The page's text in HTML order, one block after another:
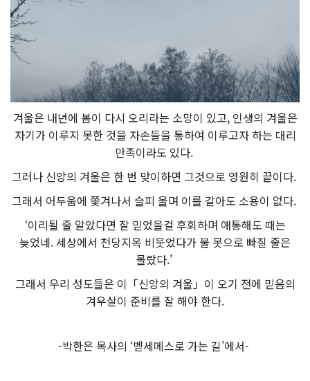
겨울은 내년에 봄이 다시 오리라는 소망이 있고, 인생의 겨울은
자기가 이루지 못한 것을 자손들을 통하여 이루고자 하는 대리
만족이라도 있다.
그러나 신앙의 겨울은 한 번 맞이하면 그것으로 영원히 끝이다.
그래서 어두움에 쫓겨나서 슬피 울며 이를 갈아도 소용이 없다.
‘이리될 줄 알았다면 잘 믿었을걸 후회하며 애통해도 때는
늦었네.세상에서 천당지옥 비웃었다가 불 못으로 빠질 줄은
몰랐다.’
그래서 우리 성도들은 이「신앙의 겨울」이 오기 전에 믿음의
겨우살이 준비를 잘 해야 한다.
-박한은 목사의 ‘벧세메스로 가는 길’에서-